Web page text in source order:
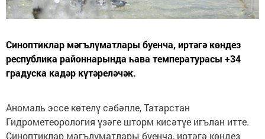
Синоптиклар мәгълүматлары буенча, иртәгә көндез
республика районнарында һава температурасы +34
градуска кадәр күтәреләчәк.
Аномаль эссе көтелү сәбәпле, Татарстан
Гидрометеорология үзәге шторм кисәтүе игълан итте.
Синоптиклар мәгълүматлары буенча, иртәгә көндез